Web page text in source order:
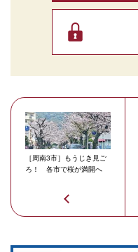
［周南3市］もうじき見ご
ろ！ 各市で桜が満開へ